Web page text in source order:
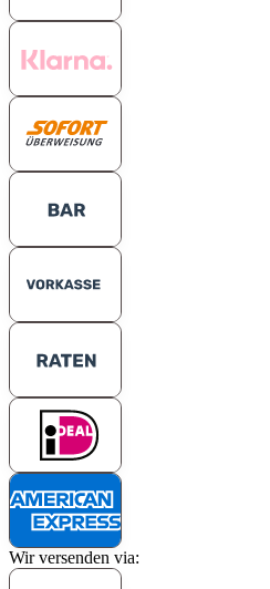
Wir versenden via: